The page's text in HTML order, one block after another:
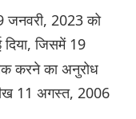
जनवरी, 2023 को
दिया, जिसमें 19
करने का अनुरोध
11 अगस्त, 2006